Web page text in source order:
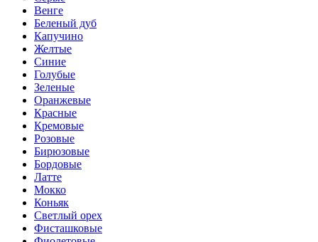
Венге
Беленый дуб
Капучино
Желтые
Синие
Голубые
Зеленые
Оранжевые
Красные
Кремовые
Розовые
Бирюзовые
Бордовые
Латте
Мокко
Коньяк
Светлый орех
Фисташковые